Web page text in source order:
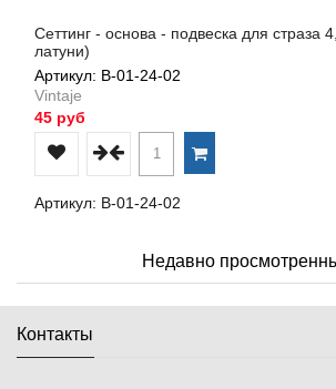
Сеттинг - основа - подвеска для страза
латуни)
Артикул: В-01-24-02
Vintaje
45 руб
Артикул: В-01-24-02
Недавно
Контакты